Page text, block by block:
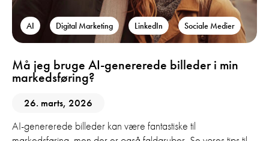
AI Digital Marketing LinkedIn Sociale Medier
Må jeg bruge AI-genererede billeder i min
markedsføring?
26. marts, 2026
AI-genererede billeder kan være fantastiske til